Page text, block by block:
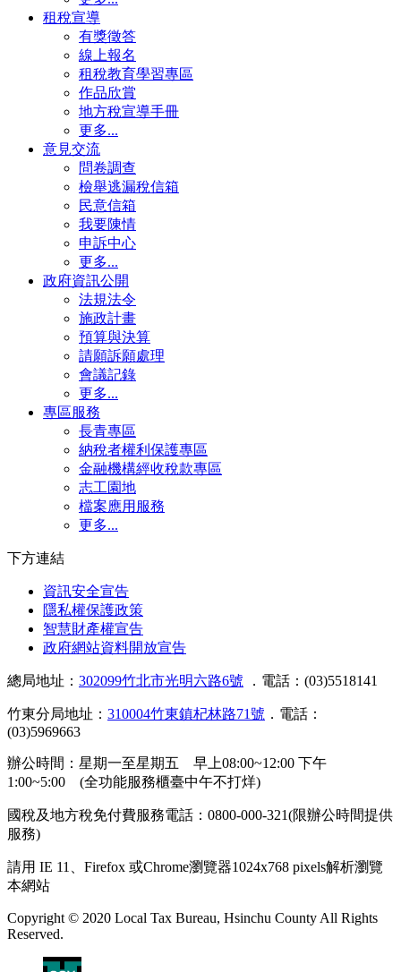
租稅宣導
有獎徵答
線上報名
租稅教育學習專區
作品欣賞
地方稅宣導手冊
更多...
意見交流
問卷調查
檢舉逃漏稅信箱
民意信箱
我要陳情
申訴中心
更多...
政府資訊公開
法規法令
施政計畫
預算與決算
請願訴願處理
會議記錄
更多...
專區服務
長青專區
納稅者權利保護專區
金融機構經收稅款專區
志工園地
檔案應用服務
更多...
下方連結
資訊安全宣告
隱私權保護政策
智慧財產權宣告
政府網站資料開放宣告
總局地址： 302099竹北市光明六路6號 ．電話：(03)5518141
竹東分局地址： 310004竹東鎮杞林路71號 ．電話：
(03)5969663
辦公時間：星期一至星期五 早上08:00~12:00 下午
1:00~5:00 (全功能服務櫃臺中午不打烊)
國稅及地方稅免付費服務電話：0800-000-321(限辦公時間提供
服務)
請用 IE 11、Firefox 或Chrome瀏覽器1024x768 pixels解析瀏覽
本網站
Copyright © 2020 Local Tax Bureau, Hsinchu County All Rights
Reserved.